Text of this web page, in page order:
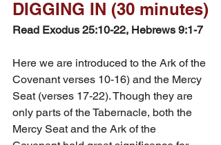
DIGGING IN (30 minutes)
Read Exodus 25:10-22, Hebrews 9:1-7
Here we are introduced to the Ark of the
Covenant verses 10-16) and the Mercy
Seat (verses 17-22). Though they are
only parts of the Tabernacle, both the
Mercy Seat and the Ark of the